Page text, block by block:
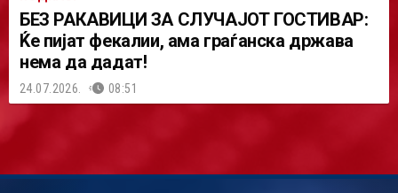
БЕЗ РАКАВИЦИ ЗА СЛУЧАЈОТ ГОСТИВАР:
Ќе пијат фекалии, ама граѓанска држава
нема да дадат!
24.07.2026. 08:51